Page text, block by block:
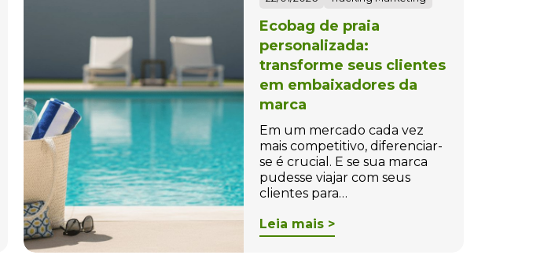
Ecobag de praia
personalizada:
transforme seus clientes
em embaixadores da
marca
Em um mercado cada vez
mais competitivo, diferenciar-
se é crucial. E se sua marca
pudesse viajar com seus
clientes para…
Leia mais >